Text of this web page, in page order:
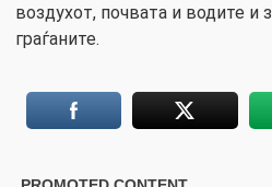
воздухот, почвата и водите и
граѓаните.